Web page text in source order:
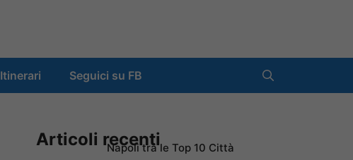
Itinerari Seguici su FB
Articoli recentiNapoli tra le Top 10 Città